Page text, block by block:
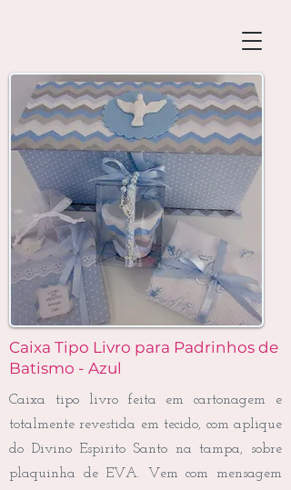
Caixa Tipo Livro para Padrinhos de
Batismo - Azul
Caixa tipo livro feita em cartonagem e
totalmente revestida em tecido, com aplique
do Divino Espirito Santo na tampa, sobre
plaquinha de EVA. Vem com mensagem